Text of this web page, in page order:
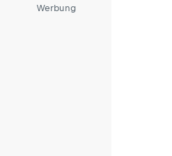
Werbung